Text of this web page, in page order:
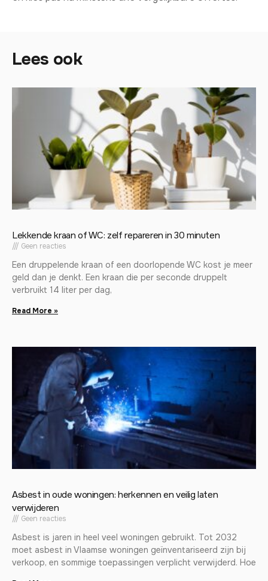
Lees ook
Lekkende kraan of WC: zelf repareren in 30 minuten
Geen reacties
Een druppelende kraan of een doorlopende WC kost je meer
geld dan je denkt. Een kraan die per seconde druppelt
verbruikt 14 liter per dag,
Read More »
Asbest in oude woningen: herkennen en veilig laten
verwijderen
Geen reacties
Asbest is jaren in heel veel woningen gebruikt. Tot 2032
moet asbest in Vlaamse woningen geïnventariseerd zijn bij
verkoop, en sommige toepassingen verplicht verwijderd. Hoe